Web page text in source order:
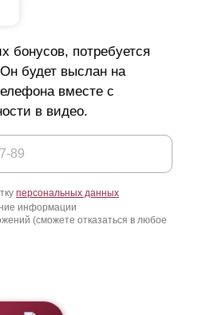
бонусов, потребуется
будет выслан на
вместе с
в видео.
персональных данных
информации
(сможете отказаться в любое